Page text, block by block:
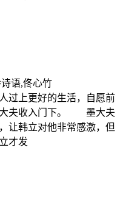
语,佟心竹
过上更好的生活，自愿前
大夫收入门下。 墨大夫
让韩立对他非常感激，但
才发